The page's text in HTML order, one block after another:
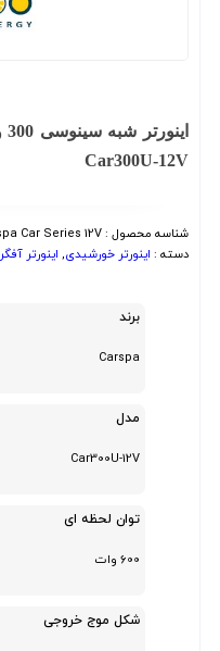
Car300U-12V
شناسه محصول :Car Series 12V
دسته :اینورتر خورشیدی,اینورتر آفگرید Carspa
برند
Carspa
مدل
Car300U-12V
توان لحظه ای
600 وات
شکل موج خروجی